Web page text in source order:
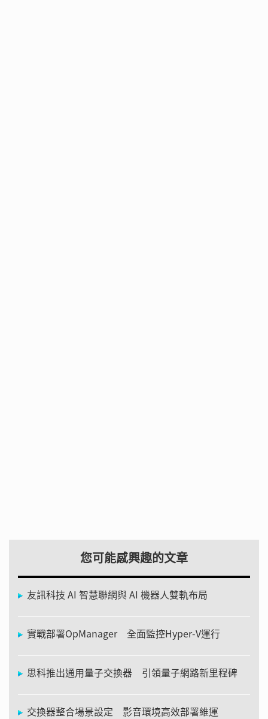
您可能感興趣的文章
友訊科技 AI 智慧聯網與 AI 機器人雙軌布局
實戰部署OpManager 全面監控Hyper-V運行
思科推出通用量子交換器 引領量子網路新里程碑
交換器整合場景設定 影音環境高效部署維運